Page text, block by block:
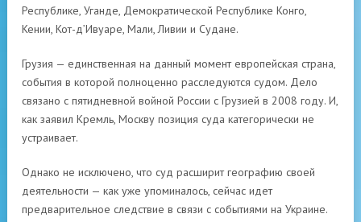
Республике, Уганде, Демократической Республике Конго,
Кении, Кот-д’Ивуаре, Мали, Ливии и Судане.
Грузия — единственная на данный момент европейская страна,
события в которой полноценно расследуются судом. Дело
связано с пятидневной войной России с Грузией в 2008 году. И,
как заявил Кремль, Москву позиция суда категорически не
устраивает.
Однако не исключено, что суд расширит географию своей
деятельности — как уже упоминалось, сейчас идет
предварительное следствие в связи с событиями на Украине.